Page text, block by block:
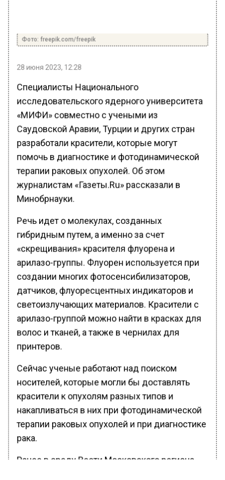
Фото: freepik.com/freepik
28 июня 2023, 12:28
Специалисты Национального
исследовательского ядерного университета
«МИФИ» совместно с учеными из
Саудовской Аравии, Турции и других стран
разработали красители, которые могут
помочь в диагностике и фотодинамической
терапии раковых опухолей. Об этом
журналистам «Газеты.Ru» рассказали в
Минобрнауки.
Речь идет о молекулах, созданных
гибридным путем, а именно за счет
«скрещивания» красителя флуорена и
арилазо-группы. Флуорен используется при
создании многих фотосенсибилизаторов,
датчиков, флуоресцентных индикаторов и
светоизлучающих материалов. Красители с
арилазо-группой можно найти в красках для
волос и тканей, а также в чернилах для
принтеров.
Сейчас ученые работают над поиском
носителей, которые могли бы доставлять
красители к опухолям разных типов и
накапливаться в них при фотодинамической
терапии раковых опухолей и при диагностике
рака.
Ранее в среду Вести Московского региона